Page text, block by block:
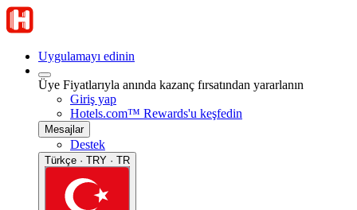
Uygulamayı edinin
Üye Fiyatlarıyla anında kazanç fırsatından yararlanın
Giriş yap
Hotels.com™ Rewards'u keşfedin
Mesajlar
Destek
Türkçe · TRY · TR